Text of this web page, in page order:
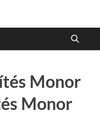
Monor
Monor